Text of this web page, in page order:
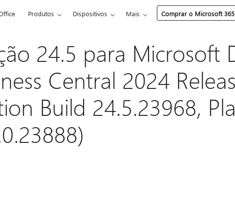
Produtos Dispositivos Mais Comprar o Microsoft 365
24.5 para Microsoft
Central 2024
Build 24.5.23968,